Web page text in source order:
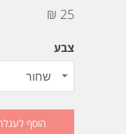
25 ₪
צבע
הוסף